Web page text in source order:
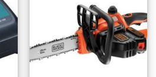
na
listu
želja